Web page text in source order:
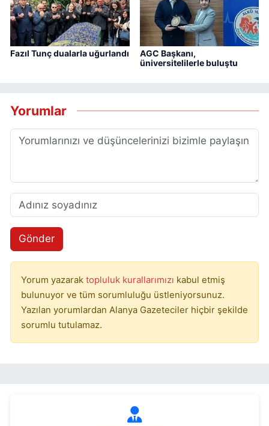
Fazıl Tunç dualarla uğurlandı
AGC Başkanı,
üniversitelilerle buluştu
Yorumlar
Gönder
Yorum yazarak topluluk kurallarımızı kabul etmiş
bulunuyor ve tüm sorumluluğu üstleniyorsunuz.
Yazılan yorumlardan Alanya Gazeteciler hiçbir şekilde
sorumlu tutulamaz.